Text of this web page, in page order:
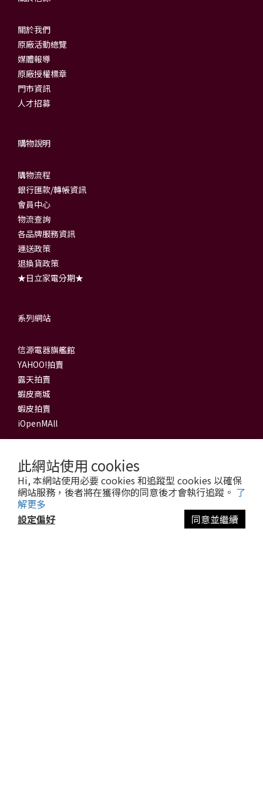
此網站使用 cookies
Hi, 本網站使用必要 cookies 和追蹤型 cookies 以確保
網站服務，後者將在獲得你的同意後才會執行追蹤。 了
解更多
設定偏好
同意並繼續
關於我們
原廠活動總覽
媒體報導
原廠授權標章
門市資訊
人才招募
購物說明
購物流程
銀行匯款/轉帳資訊
會員中心
物流查詢
各品牌服務資訊
運送政策
退換貨政策
★日立家電分期★
系列網站
信源電器旗艦館
YAHOO!拍賣
露天拍賣
蝦皮商城
蝦皮拍賣
iOpenMAll
門市資訊
信源電器有限公司
新莊旗艦館
地址：242 新北市新莊區公園路63號